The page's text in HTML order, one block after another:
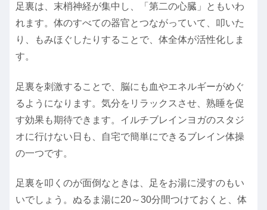
足裏は、末梢神経が集中し、「第二の心臓」ともいわ
れます。体のすべての器官とつながっていて、叩いた
り、もみほぐしたりすることで、体全体が活性化しま
す。
足裏を刺激することで、脳にも血やエネルギーがめぐ
るようになります。気分をリラックスさせ、熟睡を促
す効果も期待できます。イルチブレインヨガのスタジ
オに行けない日も、自宅で簡単にできるブレイン体操
の一つです。
足裏を叩くのが面倒なときは、足をお湯に浸すのもい
いでしょう。ぬるま湯に20～30分間つけておくと、体